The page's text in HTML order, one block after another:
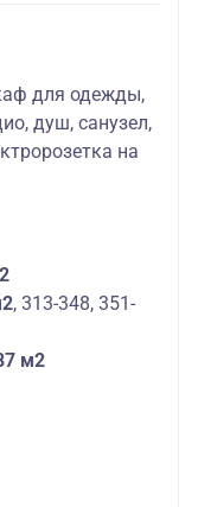
для одежды,
душ, санузел,
на
, 313-348, 351-
м2